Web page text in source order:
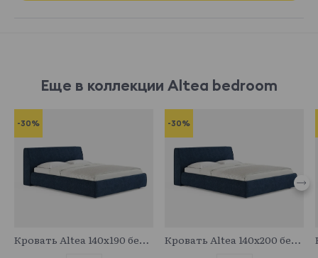
Еще в коллекции Altea bedroom
-30%
Кровать Altea 140x190 без основания и подъемного механизма
-30%
Кровать Altea 140x200 без основания и подъемного механизма